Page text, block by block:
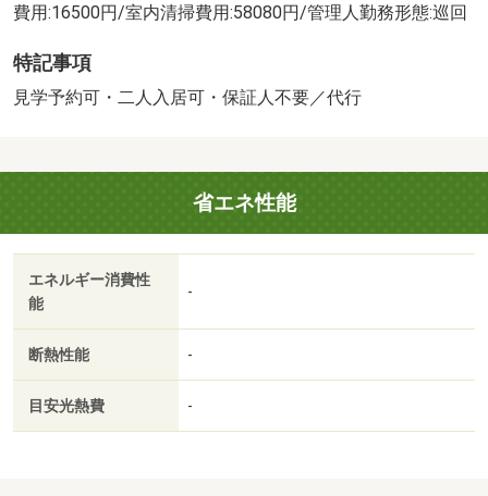
費用:16500円/室内清掃費用:58080円/管理人勤務形態:巡回
特記事項
見学予約可・二人入居可・保証人不要／代行
省エネ性能
エネルギー消費性
能
-
断熱性能 -
目安光熱費 -